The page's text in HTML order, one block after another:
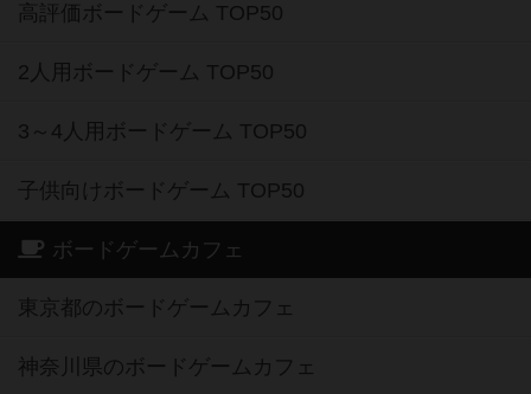
高評価ボードゲーム TOP50
2人用ボードゲーム TOP50
3～4人用ボードゲーム TOP50
子供向けボードゲーム TOP50
ボードゲームカフェ
東京都のボードゲームカフェ
神奈川県のボードゲームカフェ